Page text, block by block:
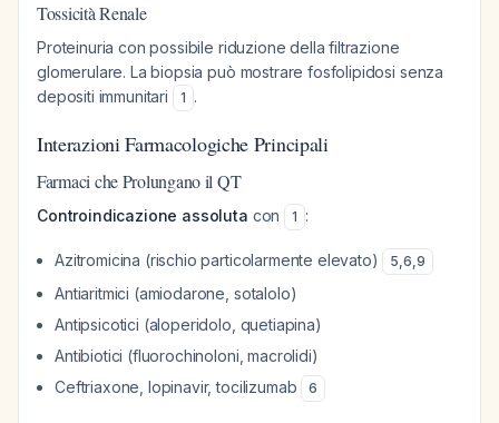
Tossicità Renale
Proteinuria con possibile riduzione della filtrazione
glomerulare. La biopsia può mostrare fosfolipidosi senza
depositi immunitari
1 .
Interazioni Farmacologiche Principali
Farmaci che Prolungano il QT
Controindicazione assoluta con 1 :
Azitromicina (rischio particolarmente elevato) 5,6,9
Antiaritmici (amiodarone, sotalolo)
Antipsicotici (aloperidolo, quetiapina)
Antibiotici (fluorochinoloni, macrolidi)
Ceftriaxone, lopinavir, tocilizumab
6